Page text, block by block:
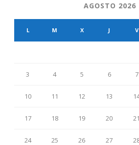
AGOSTO 2026
L M X J V
3 4 5 6 7
10 11 12 13
17 18 19 20 21
24 25 26 27